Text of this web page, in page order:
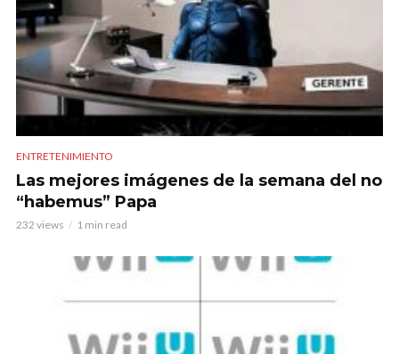
ENTRETENIMIENTO
Las mejores imágenes de la semana del no
“habemus” Papa
232 views 1 min read